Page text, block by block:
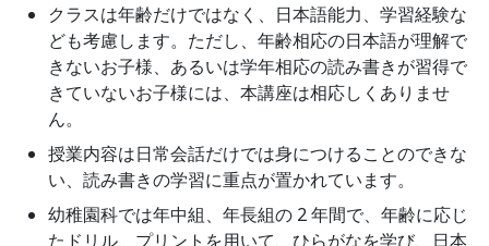
クラスは年齢だけではなく、日本語能力、学習経験な
ども考慮します。ただし、年齢相応の日本語が理解で
きないお子様、あるいは学年相応の読み書きが習得で
きていないお子様には、本講座は相応しくありませ
ん。
授業内容は日常会話だけでは身につけることのできな
い、読み書きの学習に重点が置かれています。
幼稚園科では年中組、年長組の 2 年間で、年齢に応じ
たドリル、プリントを用いて、ひらがなを学び、日本